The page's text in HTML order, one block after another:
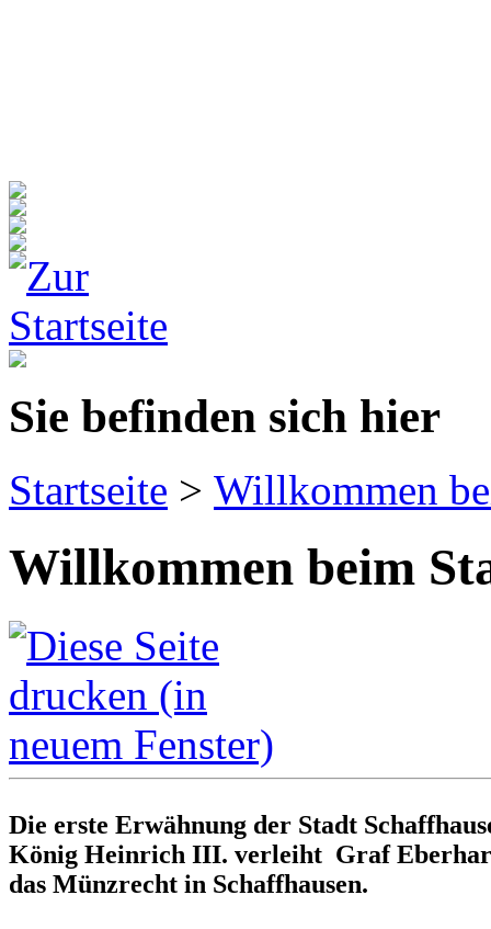
Sie befinden sich hier
Startseite > Willkommen
Willkommen beim
Die erste Erwähnung der Stadt
König Heinrich III. verleiht Graf
das Münzrecht in Schaffhausen.